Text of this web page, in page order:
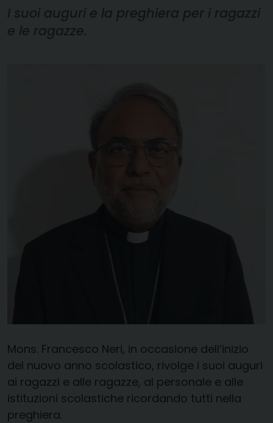
I suoi auguri e la preghiera per i ragazzi
e le ragazze.
Mons. Francesco Neri, in occasione dell’inizio
del nuovo anno scolastico, rivolge i suoi auguri
ai ragazzi e alle ragazze, al personale e alle
istituzioni scolastiche ricordando tutti nella
preghiera.